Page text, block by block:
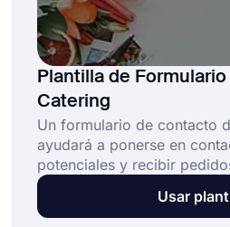
Plantilla de
Catering
Un formulario de contacto
ayudará a ponerse en
potenciales y recibir
línea. Sus clientes
algunos detalles, como la
Usar